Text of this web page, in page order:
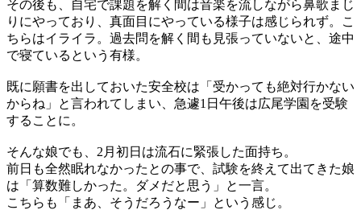
その後も、自宅で課題を解く間は音楽を流しながら鼻歌まじ
りにやっており、真面目にやっている様子は感じられず。こ
ちらはイライラ。過去問を解く間も見張っていないと、途中
で寝ているという有様。
既に願書を出しておいた安全校は「受かっても絶対行かない
からね」と言われてしまい、急遽1日午後は広尾学園を受験
することに。
そんな娘でも、2月初日は流石に緊張した面持ち。
前日も全然眠れなかったとの事で、試験を終えて出てきた娘
は「算数難しかった。ダメだと思う」と一言。
こちらも「まあ、そうだろうなー」という感じ。